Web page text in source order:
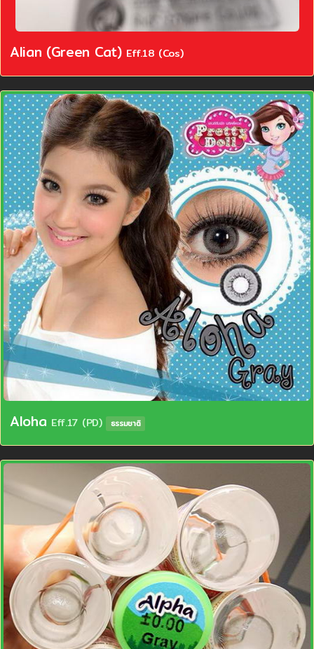
Alian (Green Cat) Eff.18 (Cos)
Aloha Eff.17 (PD) ธรรมชาติ